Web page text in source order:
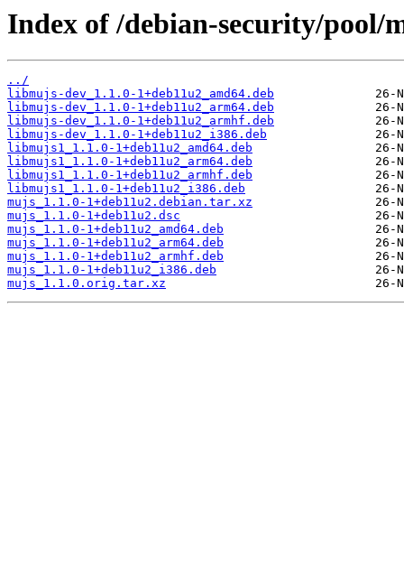
Index of /debian-security/pool/
../
libmujs-dev_1.1.0-1+deb11u2_amd64.deb
libmujs-dev_1.1.0-1+deb11u2_arm64.deb
libmujs-dev_1.1.0-1+deb11u2_armhf.deb
libmujs-dev_1.1.0-1+deb11u2_i386.deb
libmujs1_1.1.0-1+deb11u2_amd64.deb
libmujs1_1.1.0-1+deb11u2_arm64.deb
libmujs1_1.1.0-1+deb11u2_armhf.deb
libmujs1_1.1.0-1+deb11u2_i386.deb
mujs_1.1.0-1+deb11u2.debian.tar.xz
mujs_1.1.0-1+deb11u2.dsc
mujs_1.1.0-1+deb11u2_amd64.deb
mujs_1.1.0-1+deb11u2_arm64.deb
mujs_1.1.0-1+deb11u2_armhf.deb
mujs_1.1.0-1+deb11u2_i386.deb
mujs_1.1.0.orig.tar.xz